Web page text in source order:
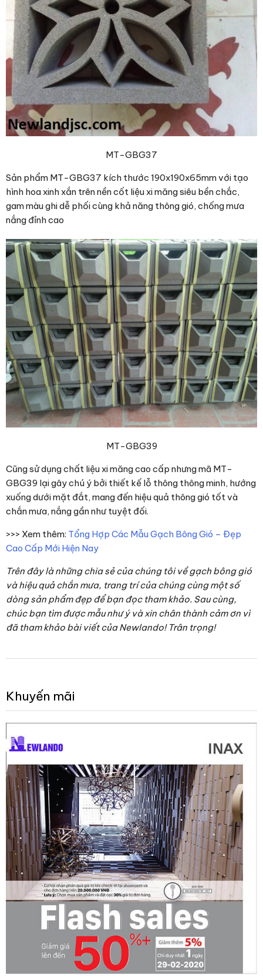
MT-GBG37
Sản phẩm MT-GBG37 kích thước 190x190x65mm với tạo
hình hoa xinh xắn trên nền cốt liệu xi măng siêu bền chắc,
gam màu ghi dễ phối cùng khả năng thông gió, chống mưa
nắng đỉnh cao
MT-GBG39
Cũng sử dụng chất liệu xi măng cao cấp nhưng mã MT-
GBG39 lại gây chú ý bởi thiết kế lỗ thông thông minh, hướng
xuống dưới mặt đắt, mang đến hiệu quả thông gió tốt và
chắn mưa, nắng gần như tuyệt đối.
>>> Xem thêm: Tổng Hợp Các Mẫu Gạch Bông Gió – Đẹp
Cao Cấp Mới Hiện Nay
Trên đây là những chia sẻ của chúng tôi về gạch bông gió
và hiệu quả chắn mưa, trang trí của chúng cùng một số
dòng sản phẩm đẹp để bạn đọc tham khảo. Sau cùng,
chúc bạn tìm được mẫu như ý và xin chân thành cảm ơn vì
đã tham khảo bài viết của Newlando! Trân trọng!
Khuyến mãi